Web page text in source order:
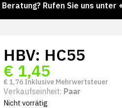
Rufen Sie uns unter +31 85
HBV: HC55
€ 1,45
€ 1,76 Inklusive Mehrwertsteuer
Verkaufseinheit: Paar
Nicht vorrätig